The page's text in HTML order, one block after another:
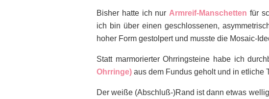
Bisher hatte ich nur Armreif-Manschetten für
ich bin über einen geschlossenen,
hoher Form gestolpert und musste die Mosaic-
Statt marmorierter Ohrringsteine habe ich
Ohrringe) aus dem Fundus geholt und in etliche
Der weiße (Abschluß-)Rand ist dann etwas